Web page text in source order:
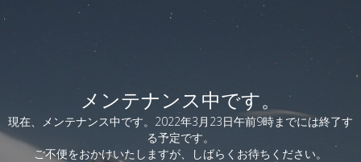
メンテナンス中です。
現在、メンテナンス中です。2022年3月23日午前9時までには終了す
る予定です。
ご不便をおかけいたしますが、しばらくお待ちください。